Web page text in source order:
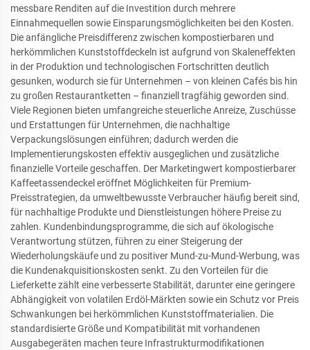
messbare Renditen auf die Investition durch mehrere
Einnahmequellen sowie Einsparungsmöglichkeiten bei den Kosten.
Die anfängliche Preisdifferenz zwischen kompostierbaren und
herkömmlichen Kunststoffdeckeln ist aufgrund von Skaleneffekten
in der Produktion und technologischen Fortschritten deutlich
gesunken, wodurch sie für Unternehmen – von kleinen Cafés bis hin
zu großen Restaurantketten – finanziell tragfähig geworden sind.
Viele Regionen bieten umfangreiche steuerliche Anreize, Zuschüsse
und Erstattungen für Unternehmen, die nachhaltige
Verpackungslösungen einführen; dadurch werden die
Implementierungskosten effektiv ausgeglichen und zusätzliche
finanzielle Vorteile geschaffen. Der Marketingwert kompostierbarer
Kaffeetassendeckel eröffnet Möglichkeiten für Premium-
Preisstrategien, da umweltbewusste Verbraucher häufig bereit sind,
für nachhaltige Produkte und Dienstleistungen höhere Preise zu
zahlen. Kundenbindungsprogramme, die sich auf ökologische
Verantwortung stützen, führen zu einer Steigerung der
Wiederholungskäufe und zu positiver Mund-zu-Mund-Werbung, was
die Kundenakquisitionskosten senkt. Zu den Vorteilen für die
Lieferkette zählt eine verbesserte Stabilität, darunter eine geringere
Abhängigkeit von volatilen Erdöl-Märkten sowie ein Schutz vor Preis
Schwankungen bei herkömmlichen Kunststoffmaterialien. Die
standardisierte Größe und Kompatibilität mit vorhandenen
Ausgabegeräten machen teure Infrastrukturmodifikationen